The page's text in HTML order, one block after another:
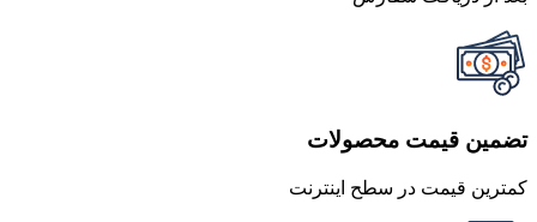
تضمین قیمت محصولات
کمترین قیمت در سطح اینترنت